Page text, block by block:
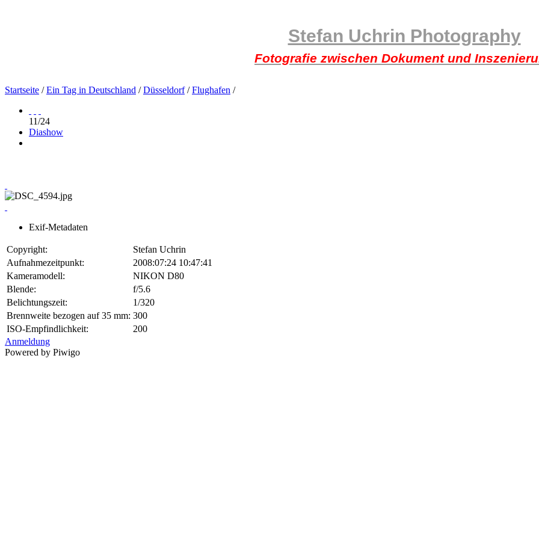
Stefan Uchrin Photography
Fotografie zwischen Dokument und
Startseite /Ein Tag in Deutschland /Düsseldorf/Flughafen /
11/24
Diashow
Exif-Metadaten
Copyright:
Stefan Uchrin
Aufnahmezeitpunkt:
2008:07:24 10:47:41
Kameramodell:
NIKON D80
Blende:
f/5.6
Belichtungszeit:
1/320
Brennweite bezogen auf 35 mm: 300
ISO-Empfindlichkeit:
200
Anmeldung
Powered by Piwigo